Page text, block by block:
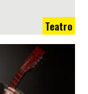
Teatro